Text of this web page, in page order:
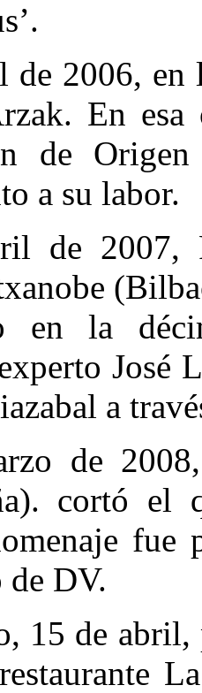
de 2006, en
En
de
a su labor.
de 2007,
en la
a
de
cortó el
fue
de DV.
15 de